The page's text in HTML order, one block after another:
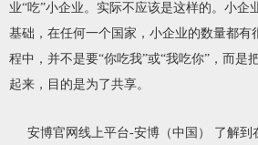
业“吃”小企业。实际不应该是这样的。小企
基础，在任何一个国家，小企业的数量都有
程中，并不是要“你吃我”或“我吃你”，而是
起来，目的是为了共享。
安博官网线上平台-安博（中国） 了解到